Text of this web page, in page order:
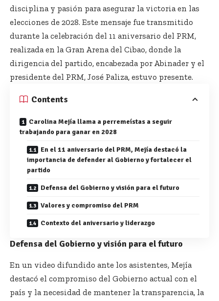
disciplina y pasión para asegurar la victoria en las
elecciones de 2028. Este mensaje fue transmitido
durante la celebración del 11 aniversario del PRM,
realizada en la Gran Arena del Cibao, donde la
dirigencia del partido, encabezada por Abinader y el
presidente del PRM, José Paliza, estuvo presente.
Contents
Carolina Mejía llama a perremeístas a seguir
trabajando para ganar en 2028
En el 11 aniversario del PRM, Mejía destacó la
importancia de defender al Gobierno y fortalecer el
partido
Defensa del Gobierno y visión para el futuro
Valores y compromiso del PRM
Contexto del aniversario y liderazgo
Defensa del Gobierno y visión para el futuro
En un video difundido ante los asistentes, Mejía
destacó el compromiso del Gobierno actual con el
país y la necesidad de mantener la transparencia, la